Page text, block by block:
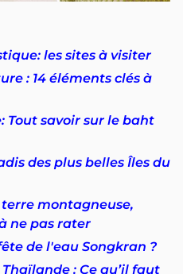
les sites à visiter
: 14 éléments clés à
Tout savoir sur le baht
des plus belles Îles du
montagneuse,
ne pas rater
de l'eau Songkran ?
: Ce qu’il faut